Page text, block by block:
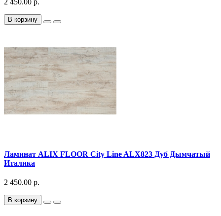
2 450.00 р.
В корзину
Ламинат ALIX FLOOR City Line ALX823 Дуб Дымчатый
Италика
2 450.00 р.
В корзину